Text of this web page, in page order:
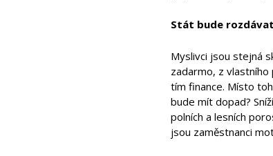
Stát bude
Myslivci jsou stejná
zadarmo, z
tím finance. Místo
bude mít dopad?
polních a lesních
jsou zaměstnanci